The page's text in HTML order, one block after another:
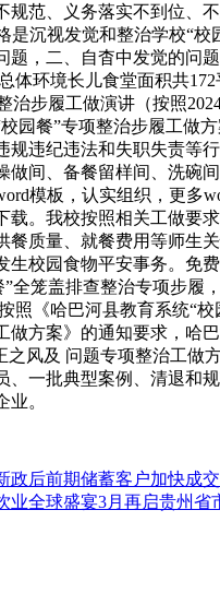
规范、义务落实不到位、
是沉视发觉和整治学校“校
题，二、自杳中发觉的问
体环境长儿食堂面积共
治步履工做演讲（按照
园餐”专项整治步履工做
规违纪违法和失职失责等
做间、备餐留样间、洗碗间
模板，认实组织，更多
载。我校按照相关工做要
餐质量、就餐费用等师生
生校园食物平安事务。免
全笼盖排查整治专项步履
照《哈巴河县教育系统“校
做方案》的通知要求，哈
之风及 问题专项整治工做
、一批典型案例、清退和
。
政后前期储蓄客户加快成
业全球盛宴3月再启贵州省